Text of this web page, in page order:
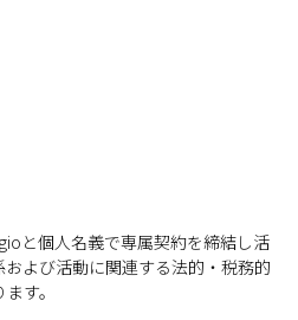
と個人名義で専属契約を締結し活
よび活動に関連する法的・税務的
す。